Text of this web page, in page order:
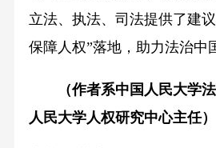
立法、执法、司法提供了建
保障人权”落地，助力法治中
（作者系中国人民大学
人民大学人权研究中心主任）